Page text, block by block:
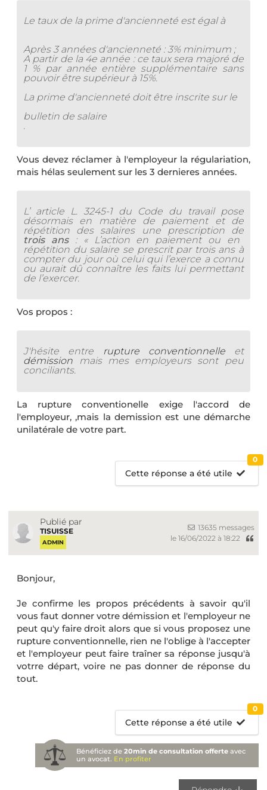
Le taux de la prime d'ancienneté est égal à
Après 3 années d'ancienneté : 3% minimum ;
A partir de la 4e année : ce taux sera majoré de
1 % par année entière supplémentaire sans
pouvoir être supérieur à 15%.
La prime d'ancienneté doit être inscrite sur le
bulletin de salaire
Vous devez réclamer à l'employeur la régulariation,
mais hélas seulement sur les 3 dernieres années.
L’ article L. 3245-1 du Code du travail pose
désormais en matière de paiement et de
répétition des salaires une prescription de
trois ans: « L’action en paiement ou en
répétition du salaire se prescrit par trois ans à
compter du jour où celui qui l’exerce a connu
ou aurait dû connaître les faits lui permettant
de l’exercer.
Vos propos :
J'hésite entre rupture conventionnelleet
démission mais mes employeurs sont peu
conciliants.
La rupture conventionelle exige l'accord de
l'employeur, ,mais la demission est une démarche
unilatérale de votre part.
Cette réponse a été utile
0
Publié par
TISUISSE
ADMIN
13635 messages
le 16/06/2022 à 18:22
Bonjour,
Je confirme les propos précédents à savoir qu'il
vous faut donner votre démission et l'employeur ne
peut qu'y faire droit alors que si vous proposez une
rupture conventionnelle, rien ne l'oblige à l'accepter
et l'employeur peut faire traîner sa réponse jusqu'à
votrre départ, voire ne pas donner de réponse du
tout.
Cette réponse a été utile
0
Bénéficiez de20min de consultation offerte avec
un avocat. En profiter